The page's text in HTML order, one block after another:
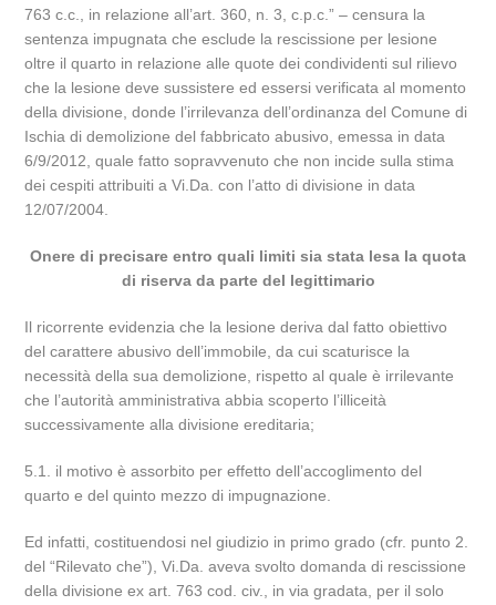
763 c.c., in relazione all’art. 360, n. 3, c.p.c.” – censura la
sentenza impugnata che esclude la rescissione per lesione
oltre il quarto in relazione alle quote dei condividenti sul rilievo
che la lesione deve sussistere ed essersi verificata al momento
della divisione, donde l’irrilevanza dell’ordinanza del Comune di
Ischia di demolizione del fabbricato abusivo, emessa in data
6/9/2012, quale fatto sopravvenuto che non incide sulla stima
dei cespiti attribuiti a Vi.Da. con l’atto di divisione in data
12/07/2004.
Onere di precisare entro quali limiti sia stata lesa la quota
di riserva da parte del legittimario
Il ricorrente evidenzia che la lesione deriva dal fatto obiettivo
del carattere abusivo dell’immobile, da cui scaturisce la
necessità della sua demolizione, rispetto al quale è irrilevante
che l’autorità amministrativa abbia scoperto l’illiceità
successivamente alla divisione ereditaria;
5.1. il motivo è assorbito per effetto dell’accoglimento del
quarto e del quinto mezzo di impugnazione.
Ed infatti, costituendosi nel giudizio in primo grado (cfr. punto 2.
del “Rilevato che”), Vi.Da. aveva svolto domanda di rescissione
della divisione ex art. 763 cod. civ., in via gradata, per il solo